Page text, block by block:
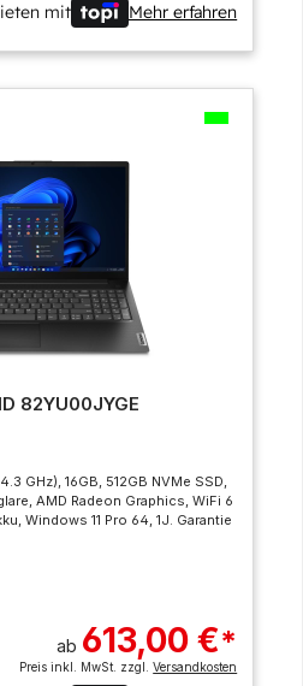
mit Mehr erfahren
82YU00JYGE
GHz), 16GB, 512GB NVMe SSD,
AMD Radeon Graphics, WiFi 6
Windows 11 Pro 64, 1J. Garantie
ab 613,00 €*
Preis inkl. MwSt. zzgl.Versandkosten